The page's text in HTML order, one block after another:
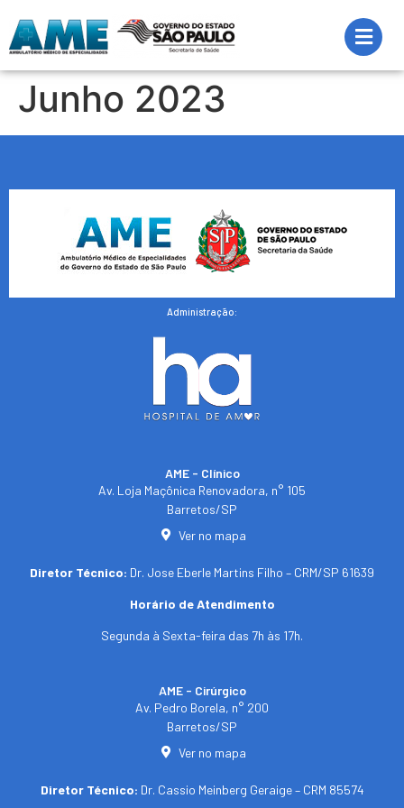
Junho 2023
Administração:
AME - Clínico​
Av. Loja Maçônica Renovadora, n° 105
Barretos/SP​
Ver no mapa
Diretor Técnico: Dr. Jose Eberle Martins Filho – CRM/SP 61639
Horário de Atendimento
Segunda à Sexta-feira das 7h às 17h.
AME - Cirúrgico
Av. Pedro Borela, n° 200
Barretos/SP
Ver no mapa
Diretor Técnico: Dr. Cassio Meinberg Geraige – CRM 85574